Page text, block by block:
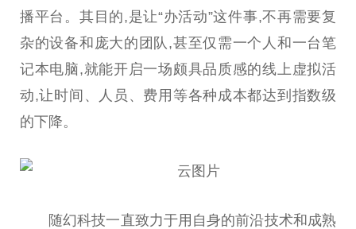
播平台 。其目的,是让“办活动”这件事,不再需要复
杂的设备和庞大的团队,甚至仅需一个人和一台笔
记本电脑,就能开启一场颇具品质感的线上虚拟活
动,让时间、人员、费用等各种成本都达到指数级
的下降。
随幻科技一直致力于用自身的前沿技术和成熟